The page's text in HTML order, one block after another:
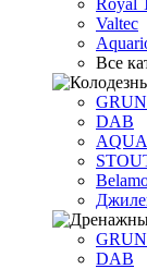
Royal
Valtec
Все
DAB
DAB